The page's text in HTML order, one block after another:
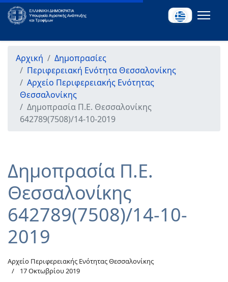
Αρχική
Δημοπρασίες
Περιφερειακή Ενότητα Θεσσαλονίκης
Αρχείο Περιφερειακής Ενότητας
Θεσσαλονίκης
Δημοπρασία Π.Ε. Θεσσαλονίκης
642789(7508)/14-10-2019
Δημοπρασία Π.Ε.
Θεσσαλονίκης
642789(7508)/14-10-
2019
Αρχείο Περιφερειακής Ενότητας Θεσσαλονίκης
17 Οκτωβρίου 2019